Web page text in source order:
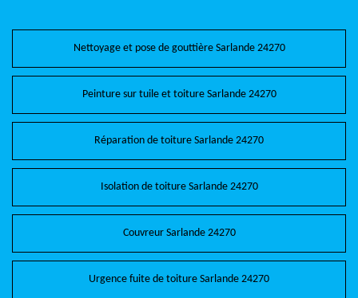
Nettoyage et pose de gouttière Sarlande 24270
Peinture sur tuile et toiture Sarlande 24270
Réparation de toiture Sarlande 24270
Isolation de toiture Sarlande 24270
Couvreur Sarlande 24270
Urgence fuite de toiture Sarlande 24270